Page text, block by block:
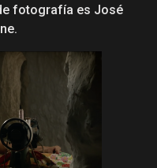
fotografía es José